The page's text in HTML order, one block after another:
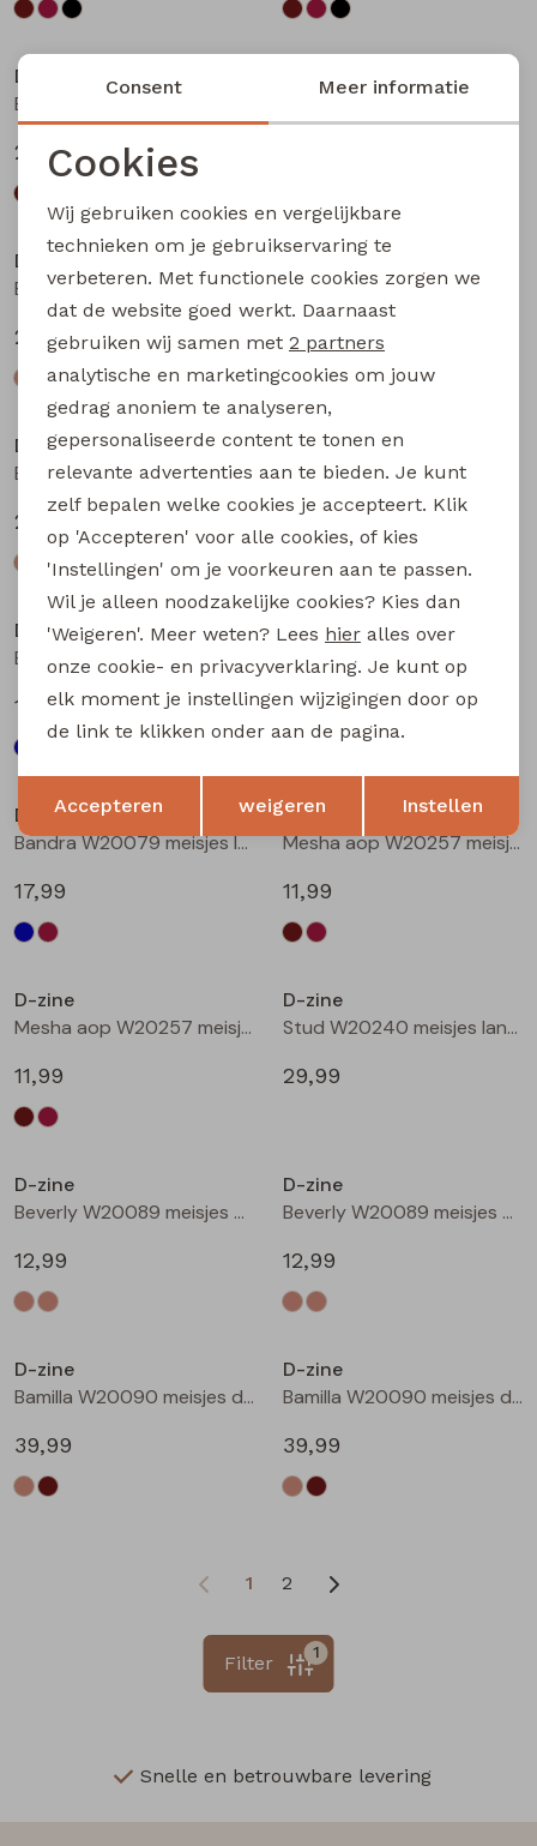
D-zine
24,99
D-zine
D-zine
Babse W20238 meisjes sweatshirt Kit
24,99
D-zine
24,99
D-zine
Babse W20238 meisjes sweatshirt Cyclaam
24,99
D-zine
19,99
D-zine
Bailee W20080 meisjes sweatshirt Wijnrood
19,99
D-zine
17,99
D-zine
Bandra W20079 meisjes lange broek Wijnrood
17,99
D-zine
Mesha aop W20257 meisjes t-shirts lange mouw Bruin donker
11,99
D-zine
Mesha aop W20257 meisjes t-shirts lange mouw Wijnrood
11,99
D-zine
Stud W20240 meisjes lange broek Denim grey
29,99
D-zine
Beverly W20089 meisjes T-shirt korte mouw Ecru
12,99
D-zine
Beverly W20089 meisjes T-shirt korte mouw Ecru melee
12,99
D-zine
Bamilla W20090 meisjes denim jack Kit
39,99
D-zine
Bamilla W20090 meisjes denim jack Bruin
39,99
1 2
1
Filter
Snelle en betrouwbare levering
Noodzakelijke cookies
Analytische cookies
Marketing cookies
Terug Opslaan
Consent Meer informatie
Cookies
Wij gebruiken cookies en vergelijkbare
technieken om je gebruikservaring te
verbeteren. Met functionele cookies zorgen we
dat de website goed werkt. Daarnaast
gebruiken wij samen met 2 partners
analytische en marketingcookies om jouw
gedrag anoniem te analyseren,
gepersonaliseerde content te tonen en
relevante advertenties aan te bieden. Je kunt
zelf bepalen welke cookies je accepteert. Klik
op 'Accepteren' voor alle cookies, of kies
'Instellingen' om je voorkeuren aan te passen.
Wil je alleen noodzakelijke cookies? Kies dan
'Weigeren'. Meer weten? Lees hier alles over
onze cookie- en privacyverklaring. Je kunt op
elk moment je instellingen wijzigingen door op
de link te klikken onder aan de pagina.
Accepteren weigeren Instellen